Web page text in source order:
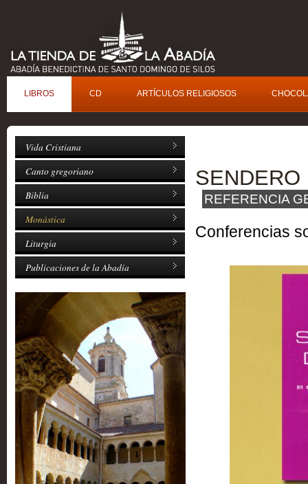
L IBROS C D ARTÍCULOS RELIGIOSOS C H
Vida Cristiana
Canto gregoriano
Biblia
Monástica
Liturgia
Publicaciones de la Abadía
SENDERO
REFERENCIA
Conferencias